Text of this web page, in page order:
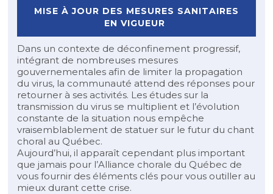
MISE À JOUR DES MESURES SANITAIRES
EN VIGUEUR
Dans un contexte de déconfinement progressif,
intégrant de nombreuses mesures
gouvernementales afin de limiter la propagation
du virus, la communauté attend des réponses pour
retourner à ses activités. Les études sur la
transmission du virus se multiplient et l’évolution
constante de la situation nous empêche
vraisemblablement de statuer sur le futur du chant
choral au Québec.
Aujourd’hui, il apparaît cependant plus important
que jamais pour l’Alliance chorale du Québec de
vous fournir des éléments clés pour vous outiller au
mieux durant cette crise.